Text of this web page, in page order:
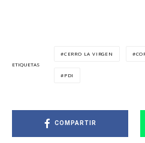
ETIQUETAS
CERRO LA VIRGEN
PDI
COMPARTIR